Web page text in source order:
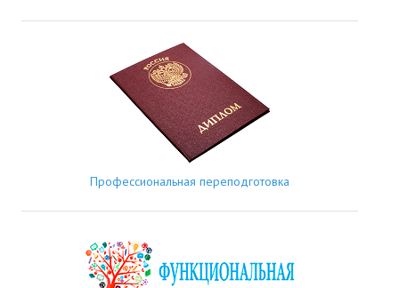
Профессиональная переподготовка